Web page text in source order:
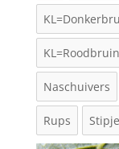
KL=Roodbruin
Naschuivers
Rups